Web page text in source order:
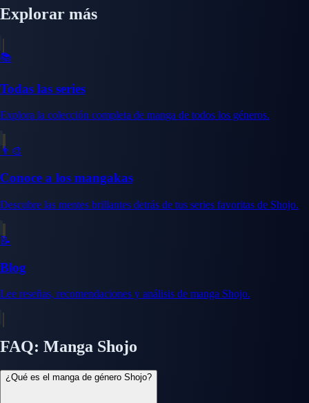
Explorar más
📚
Todas las series
Explora la colección completa de manga de todos los géneros.
👨‍🎨
Conoce a los mangakas
Descubre las mentes brillantes detrás de tus series favoritas de Shojo.
📝
Blog
Lee reseñas, recomendaciones y análisis de manga Shojo.
FAQ: Manga Shojo
¿Qué es el manga de género Shojo?